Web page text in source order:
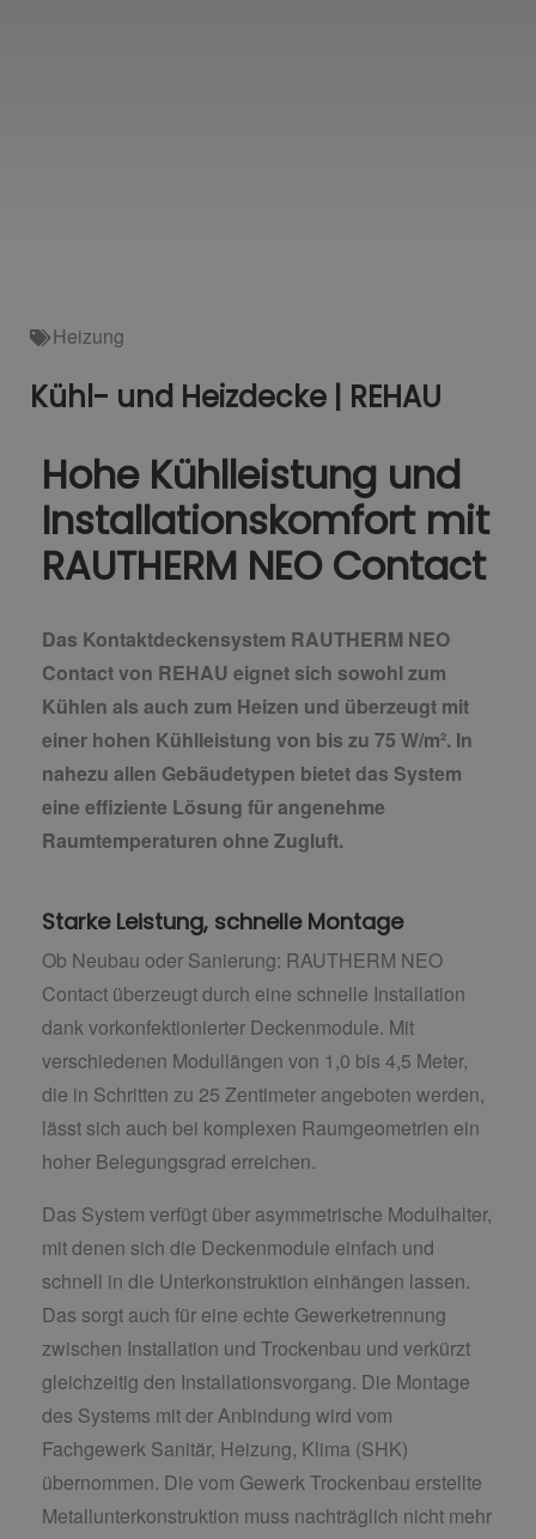
Heizung
Kühl- und Heizdecke | REHAU
Hohe Kühlleistung und
Installationskomfort mit
RAUTHERM NEO Contact
Das Kontaktdeckensystem RAUTHERM NEO
Contact von REHAU eignet sich sowohl zum
Kühlen als auch zum Heizen und überzeugt mit
einer hohen Kühlleistung von bis zu 75 W/m². In
nahezu allen Gebäudetypen bietet das System
eine effiziente Lösung für angenehme
Raumtemperaturen ohne Zugluft.
Starke Leistung, schnelle Montage
Ob Neubau oder Sanierung: RAUTHERM NEO
Contact überzeugt durch eine schnelle Installation
dank vorkonfektionierter Deckenmodule. Mit
verschiedenen Modullängen von 1,0 bis 4,5 Meter,
die in Schritten zu 25 Zentimeter angeboten werden,
lässt sich auch bei komplexen Raumgeometrien ein
hoher Belegungsgrad erreichen.
Das System verfügt über asymmetrische Modulhalter,
mit denen sich die Deckenmodule einfach und
schnell in die Unterkonstruktion einhängen lassen.
Das sorgt auch für eine echte Gewerketrennung
zwischen Installation und Trockenbau und verkürzt
gleichzeitig den Installationsvorgang. Die Montage
des Systems mit der Anbindung wird vom
Fachgewerk Sanitär, Heizung, Klima (SHK)
übernommen. Die vom Gewerk Trockenbau erstellte
Metallunterkonstruktion muss nachträglich nicht mehr